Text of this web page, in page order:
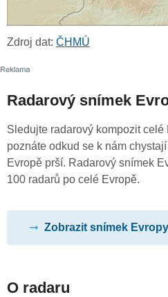
Zdroj dat: ČHMÚ
Radarový snímek
Sledujte radarový kompozit celé
poznáte odkud se k nám
Evropě prší. Radarový snímek
100 radarů po celé Evropě.
Zobrazit snímek Evropy
O radaru